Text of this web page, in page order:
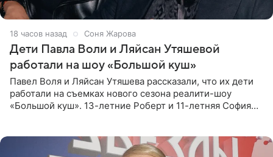
18 часов назад Соня Жарова
Дети Павла Воли и Ляйсан Утяшевой
работали на шоу «Большой куш»
Павел Воля и Ляйсан Утяшева рассказали, что их дети
работали на съемках нового сезона реалити-шоу
«Большой куш». 13-летние Роберт и 11-летняя София